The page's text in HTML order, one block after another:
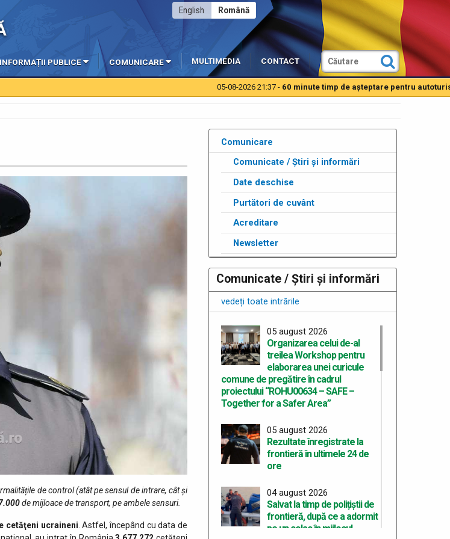
Română
English
INFORMAȚII PUBLICE COMUNICARE MULTIMEDIA CONTACT
05-08-2026 21:37 -60 minute timp de aşteptare pentru autoturisme la
de control (atât pe sensul de intrare, cât şi
de mijloace de transport, pe ambele sensuri.
cetăţeni ucraineni . Astfel, începând cu data de
Comunicare
Comunicate / Știri și informări
Date deschise
Purtători de cuvânt
Acreditare
Newsletter
Comunicate / Știri și informări
vedeți toate intrările
05 august 2026
Organizarea celui de-al
treilea Workshop pentru
elaborarea unei curicule
comune de pregătire în cadrul
proiectului “ROHU00634 – SAFE –
Together for a Safer Area”
05 august 2026
Rezultate înregistrate la
frontieră în ultimele 24 de
ore
04 august 2026
Salvat la timp de polițiștii de
frontieră, după ce a adormit
pe un colac în mijlocul